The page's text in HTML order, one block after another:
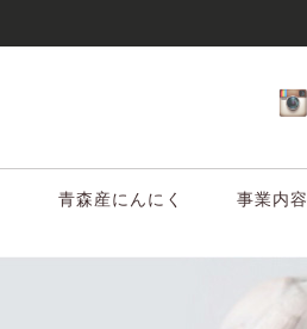
青森産にんにく 事業内容